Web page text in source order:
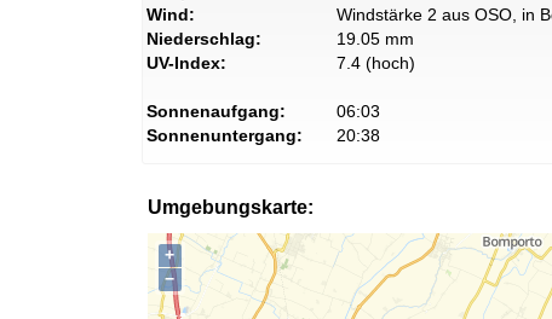
Wind:
Windstärke 2 aus OSO, in
Niederschlag:
19.05 mm
UV-Index:
7.4 (hoch)
Sonnenaufgang:
06:03
Sonnenuntergang:
20:38
Umgebungskarte:
+
−